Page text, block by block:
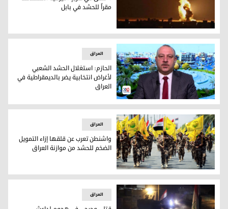
تعبيرية
مقراً للحشد في بابل
المحلل السياسي وائل الحازم
العراق
الحازم: استغلال الحشد الشعبي
لأغراض انتخابية يضر بالديمقراطية في
العراق
عناصر من حركة النجباء خلال عرض عسكري (فرانس برس)
العراق
واشنطن تعرب عن قلقها إزاء التمويل
الضخم للحشد من موازنة العراق
العراق